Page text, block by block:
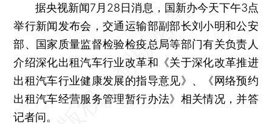
据央视新闻7月28日消息，国新办今天下午3点
举行新闻发布会，交通运输部副部长刘小明和公安
部、国家质量监督检验检疫总局等部门有关负责人
介绍深化出租汽车行业改革和《关于深化改革推进
出租汽车行业健康发展的指导意见》、《网络预约
出租汽车经营服务管理暂行办法》相关情况，并答
记者问。